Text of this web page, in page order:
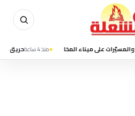
منذ 4 ساعة حريق على متن